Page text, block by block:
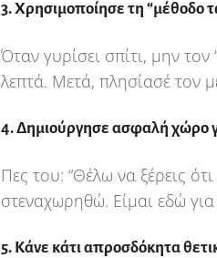
3. Χρησιμοποίησε τη “μέθοδο
Όταν γυρίσει σπίτι, μην
λεπτά. Μετά, πλησίασέ τον
4. Δημιούργησε ασφαλή χώρο
Πες του: “Θέλω να ξέρεις
στεναχωρηθώ. Είμαι εδώ
5. Κάνε κάτι απροσδόκητα